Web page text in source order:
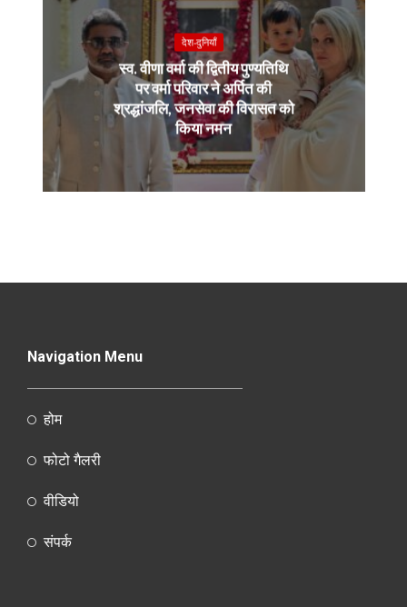
देश-दुनियाँ
स्व. वीणा वर्मा की द्वितीय पुण्यतिथि
पर वर्मा परिवार ने अर्पित की
श्रद्धांजलि, जनसेवा की विरासत को
किया नमन
Navigation Menu
होम
फोटो गैलरी
वीडियो
संपर्क